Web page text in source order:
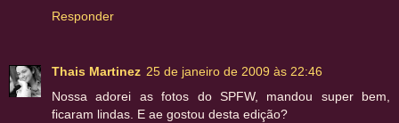
Responder
Thais Martinez 25 de janeiro de 2009 às 22:46
Nossa adorei as fotos do SPFW, mandou super bem,
ficaram lindas. E ae gostou desta edição?